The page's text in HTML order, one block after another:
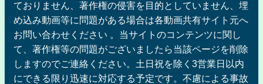
ておりません、著作権の侵害を目的としていません、埋
め込み動画等に問題がある場合は各動画共有サイト元へ
お問い合わせください 。当サイトのコンテンツに関し
て、著作権等の問題がございましたら当該ページを削除
しますのでご連絡ください。土日祝を除く3営業日以内
にできる限り迅速に対応する予定です。不慮による事故